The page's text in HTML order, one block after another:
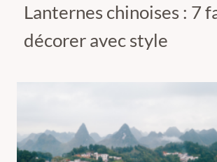
Lanternes chinoises : 7
décorer avec style